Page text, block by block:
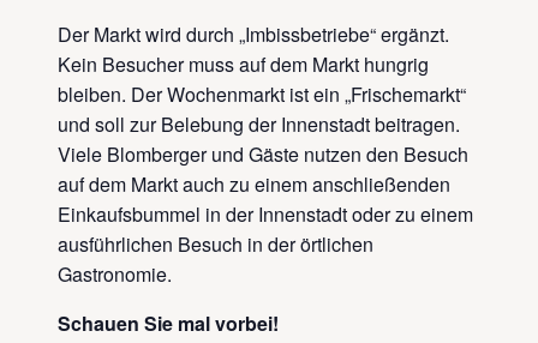
Der Markt wird durch „Imbissbetriebe“ ergänzt.
Kein Besucher muss auf dem Markt hungrig
bleiben. Der Wochenmarkt ist ein „Frischemarkt“
und soll zur Belebung der Innenstadt beitragen.
Viele Blomberger und Gäste nutzen den Besuch
auf dem Markt auch zu einem anschließenden
Einkaufsbummel in der Innenstadt oder zu einem
ausführlichen Besuch in der örtlichen
Gastronomie.
Schauen Sie mal vorbei!